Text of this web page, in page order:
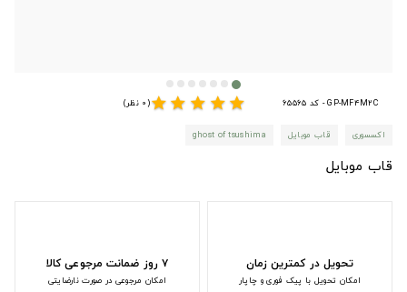
GP-MF4M2C - کد 65565 star
star
star
star
star(0 نظر)
اکسسوری قاب موبایل ghost of tsushima
قاب موبایل
تحویل در کمترین زمان
امکان تحویل با پیک فوری و چاپار
۷ روز ضمانت مرجوعی کالا
امکان مرجوعی در صورت نارضایتی